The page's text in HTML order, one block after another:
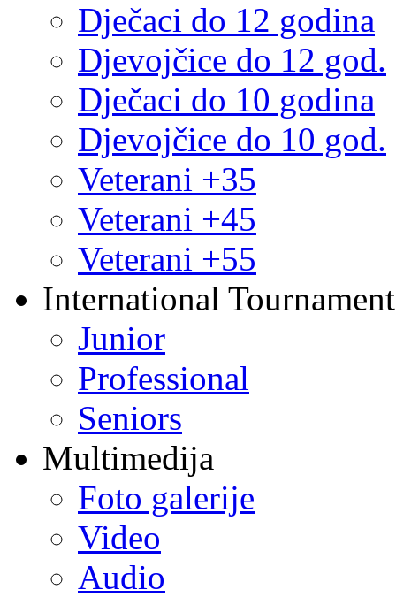
Dječaci do 12 godina
Djevojčice do 12 god.
Dječaci do 10 godina
Djevojčice do 10 god.
Veterani +35
Veterani +45
Veterani +55
International
Junior
Professional
Seniors
Multimedija
Foto galerije
Video
Audio